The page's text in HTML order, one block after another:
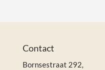
Contact
Bornsestraat 292,